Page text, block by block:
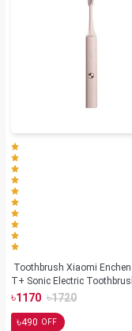
Toothbrush Xiaomi Enchen Aurora
T+ Sonic Electric
Color)
৳1170 ৳1720
৳490 OFF